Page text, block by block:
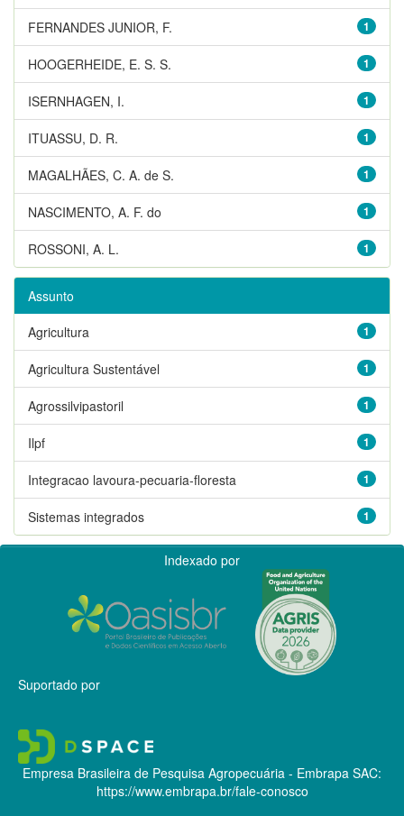
1
FERNANDES JUNIOR, F.
1
HOOGERHEIDE, E. S. S.
1
ISERNHAGEN, I.
1
ITUASSU, D. R.
1
MAGALHÃES, C. A. de S.
1
NASCIMENTO, A. F. do
1
ROSSONI, A. L.
Assunto
1
Agricultura
1
Agricultura Sustentável
1
Agrossilvipastoril
1
Ilpf
1
Integracao lavoura-pecuaria-floresta
1
Sistemas integrados
Indexado por
Suportado por
Empresa Brasileira de Pesquisa Agropecuária - Embrapa SAC:
https://www.embrapa.br/fale-conosco